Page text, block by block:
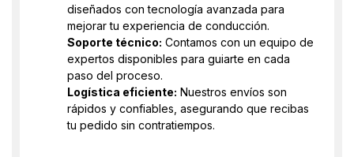
diseñados con tecnología avanzada para
mejorar tu experiencia de conducción.
Soporte técnico: Contamos con un equipo de
expertos disponibles para guiarte en cada
paso del proceso.
Logística eficiente: Nuestros envíos son
rápidos y confiables, asegurando que recibas
tu pedido sin contratiempos.